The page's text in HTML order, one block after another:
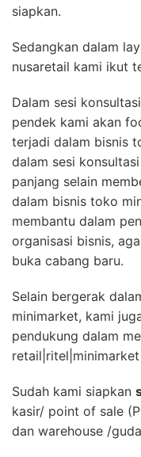
siapkan.
Sedangkan dalam
nusaretail kami ikut
Dalam sesi
pendek kami akan
terjadi dalam bisnis
dalam sesi
panjang selain
dalam bisnis toko
membantu dalam
organisasi bisnis,
buka cabang baru.
Selain bergerak
minimarket, kami
pendukung dalam
Sudah kami siapkan
kasir/ point of sale
dan warehouse /